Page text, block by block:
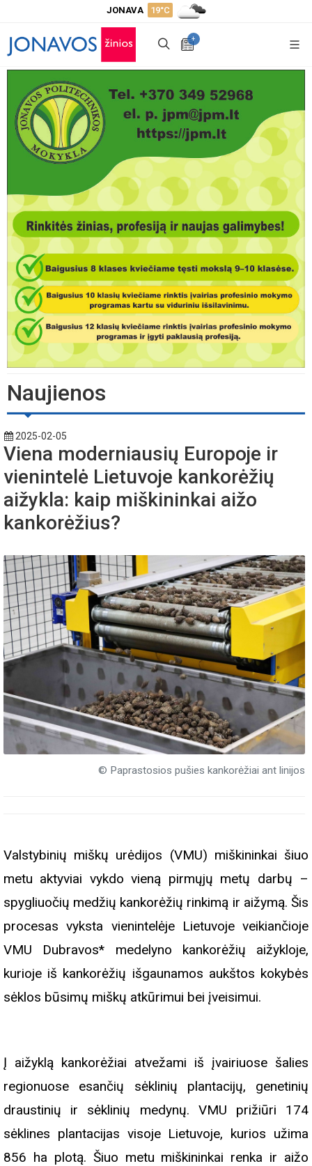
JONAVA 19°C
+
Naujienos
2025-02-05
Viena moderniausių Europoje ir
vienintelė Lietuvoje kankorėžių
aižykla: kaip miškininkai aižo
kankorėžius?
© Paprastosios pušies kankorėžiai ant linijos
Valstybinių miškų urėdijos (VMU) miškininkai šiuo
metu aktyviai vykdo vieną pirmųjų metų darbų –
spygliuočių medžių kankorėžių rinkimą ir aižymą. Šis
procesas vyksta vienintelėje Lietuvoje veikiančioje
VMU Dubravos* medelyno kankorėžių aižykloje,
kurioje iš kankorėžių išgaunamos aukštos kokybės
sėklos būsimų miškų atkūrimui bei įveisimui.
Į aižyklą kankorėžiai atvežami iš įvairiuose šalies
regionuose esančių sėklinių plantacijų, genetinių
draustinių ir sėklinių medynų. VMU prižiūri 174
sėklines plantacijas visoje Lietuvoje, kurios užima
856 ha plotą. Šiuo metu miškininkai renka ir aižo